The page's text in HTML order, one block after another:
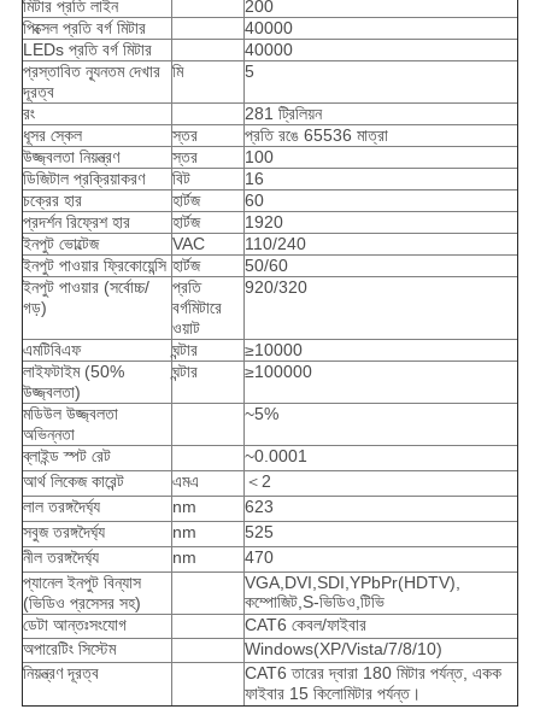
মিটার প্রতি লাইন
200
পিক্সেল প্রতি বর্গ মিটার
40000
LEDs প্রতি বর্গ মিটার
40000
প্রস্তাবিত ন্যূনতম দেখার
দূরত্ব
মি 5
রং
281 ট্রিলিয়ন
ধূসর স্কেল
স্তর
প্রতি রঙে 65536 মাত্রা
উজ্জ্বলতা নিয়ন্ত্রণ
স্তর
100
ডিজিটাল প্রক্রিয়াকরণ
বিট
16
চক্রের হার
হার্টজ
60
প্রদর্শন রিফ্রেশ হার
হার্টজ
1920
ইনপুট ভোল্টেজ
VAC
110/240
ইনপুট পাওয়ার ফ্রিকোয়েন্সি হার্টজ
50/60
ইনপুট পাওয়ার (সর্বোচ্চ/
গড়)
প্রতি
বর্গমিটারে
ওয়াট
920/320
এমটিবিএফ ঘন্টার
≥10000
লাইফটাইম (50%
উজ্জ্বলতা)
ঘন্টার ≥100000
মডিউল উজ্জ্বলতা
অভিন্নতা
~5%
ব্লাইন্ড স্পট রেট
~0.0001
আর্থ লিকেজ কারেন্ট
এমএ
＜2
লাল তরঙ্গদৈর্ঘ্য
nm
623
সবুজ তরঙ্গদৈর্ঘ্য
nm
525
নীল তরঙ্গদৈর্ঘ্য
nm
470
প্যানেল ইনপুট বিন্যাস
(ভিডিও প্রসেসর সহ)
VGA,DVI,SDI,YPbPr(HDTV),
কম্পোজিট,S-ভিডিও,টিভি
ডেটা আন্তঃসংযোগ
CAT6 কেবল/ফাইবার
অপারেটিং সিস্টেম
Windows(XP/Vista/7/8/10)
নিয়ন্ত্রণ দূরত্ব
CAT6 তারের দ্বারা 180 মিটার পর্যন্ত, একক
ফাইবার 15 কিলোমিটার পর্যন্ত।